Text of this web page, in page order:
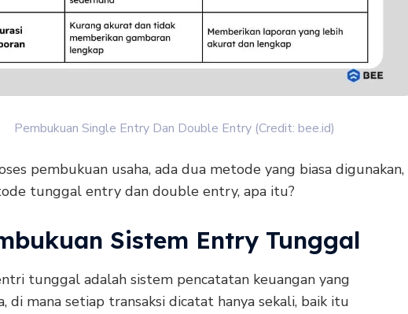
Pembukuan Single Entry Dan Double Entry (Credit: bee.id)
pembukuan usaha, ada dua metode yang biasa digunakan,
tunggal entry dan double entry, apa itu?
Sistem Entry Tunggal
tunggal adalah sistem pencatatan keuangan yang
di mana setiap transaksi dicatat hanya sekali, baik itu